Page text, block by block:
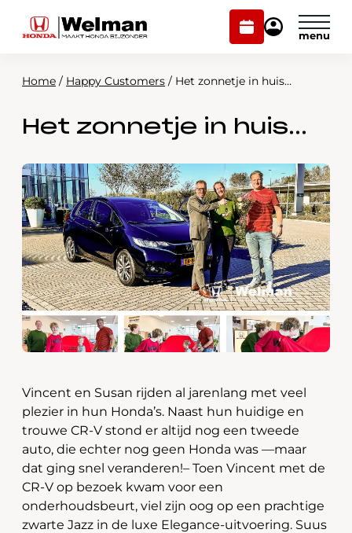
Plan
onderhoud
Mijn
Modellen
Voorraad
Onderhoud en service
Over ons
Webshop
Contact
Plan onderhoud
Mijn Honda Welman
Home / Happy Customers / Het zonnetje in huis…
Het zonnetje in huis…
Vincent en Susan rijden al jarenlang met veel
plezier in hun Honda’s. Naast hun huidige en
trouwe CR-V stond er altijd nog een tweede
auto, die echter nog geen Honda was —maar
dat ging snel veranderen!– Toen Vincent met de
CR-V op bezoek kwam voor een
onderhoudsbeurt, viel zijn oog op een prachtige
zwarte Jazz in de luxe Elegance-uitvoering. Suus